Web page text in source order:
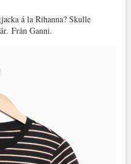
á la Rihanna? Skulle
Från Ganni.